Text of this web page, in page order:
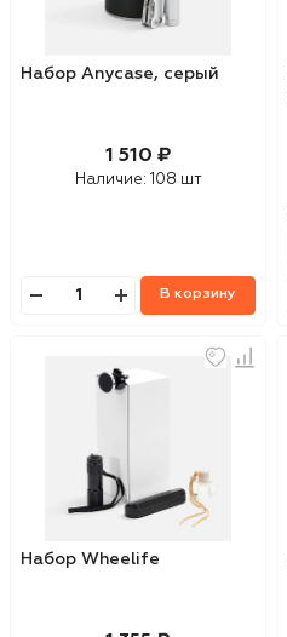
Набор Anycase, серый
1 510 ₽
Наличие: 108 шт
В корзину
Набор Wheelife